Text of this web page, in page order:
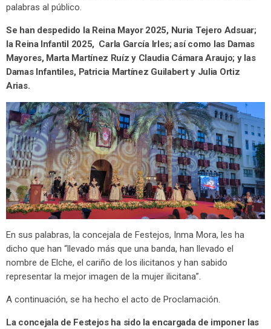
palabras al público.
Se han despedido la Reina Mayor 2025, Nuria Tejero Adsuar;
la Reina Infantil 2025, Carla García Irles; así como las Damas
Mayores, Marta Martínez Ruíz y Claudia Cámara Araujo; y las
Damas Infantiles, Patricia Martínez Guilabert y Julia Ortiz
Arias.
En sus palabras, la concejala de Festejos, Inma Mora, les ha
dicho que han “llevado más que una banda, han llevado el
nombre de Elche, el cariño de los ilicitanos y han sabido
representar la mejor imagen de la mujer ilicitana”.
A continuación, se ha hecho el acto de Proclamación.
La concejala de Festejos ha sido la encargada de imponer las